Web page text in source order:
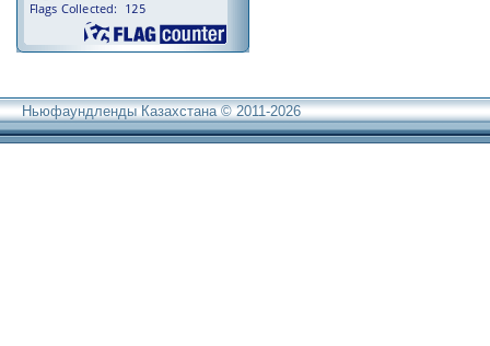
Ньюфаундленды Казахстана © 2011-2026